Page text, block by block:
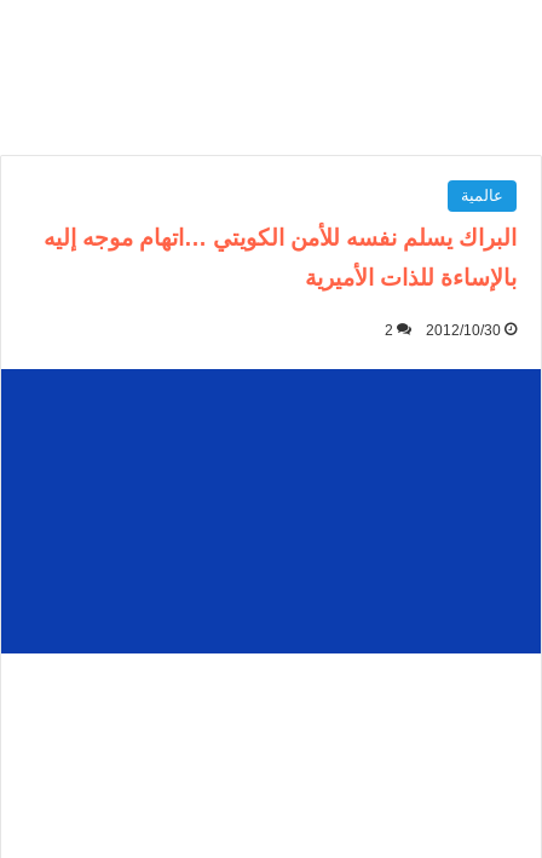
عالمية
البراك يسلم نفسه للأمن الكويتي …اتهام موجه إليه
بالإساءة للذات الأميرية
2012/10/30
2